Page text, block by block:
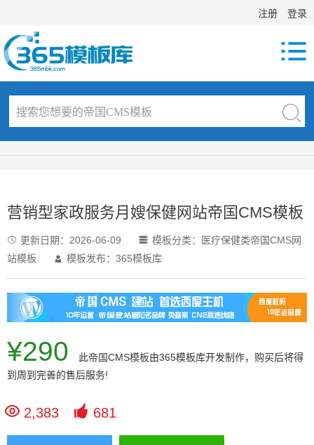
注册 登录

营销型家政服务月嫂保健网站帝国CMS模板
 更新日期： 2026-06-09  模板分类：
医疗保健类帝国CMS网
站模板
 模板发布：365模板库
¥290 此帝国CMS模板由365模板库开发制作，购买后将得
到周到完善的售后服务!
 2,383  681